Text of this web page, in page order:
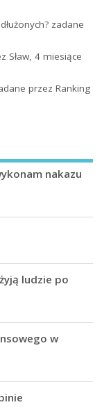
zadane
Sław, 4 miesiące
przez Ranking
nakazu
ludzie po
w